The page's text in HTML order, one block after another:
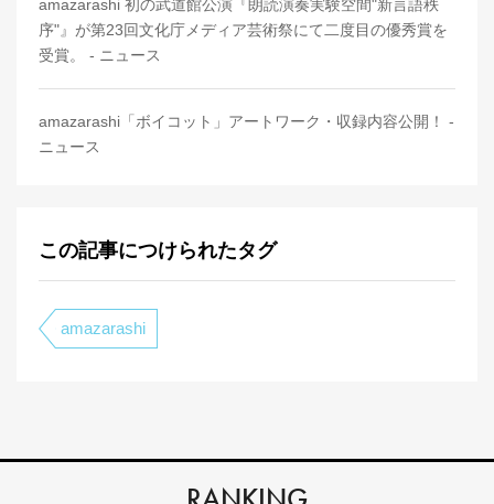
amazarashi 初の武道館公演『朗読演奏実験空間"新言語秩
序"』が第23回文化庁メディア芸術祭にて二度目の優秀賞を
受賞。 - ニュース
amazarashi「ボイコット」アートワーク・収録内容公開！ -
ニュース
この記事につけられたタグ
amazarashi